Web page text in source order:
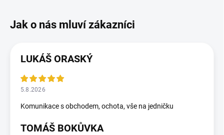
LUKÁŠ ORASKÝ
5.8.2026
Komunikace s obchodem, ochota, vše na jedničku
TOMÁŠ BOKŮVKA